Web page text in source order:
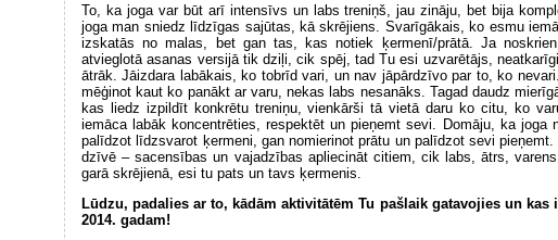
To, ka joga var būt arī intensīvs un labs treniņš, jau zināju, bet bija
joga man sniedz līdzīgas sajūtas, kā skrējiens. Svarīgākais, ko esmu
izskatās no malas, bet gan tas, kas notiek ķermenī/prātā. Ja
atvieglotā asanas versijā tik dziļi, cik spēj, tad Tu esi uzvarētājs,
ātrāk. Jāizdara labākais, ko tobrīd vari, un nav jāpārdzīvo par to, ko
mēģinot kaut ko panākt ar varu, nekas labs nesanāks. Tagad daudz
kas liedz izpildīt konkrētu treniņu, vienkārši tā vietā daru ko citu, ko
iemāca labāk koncentrēties, respektēt un pieņemt sevi. Domāju, ka joga
palīdzot līdzsvarot ķermeni, gan nomierinot prātu un palīdzot sevi
dzīvē – sacensības un vajadzības apliecināt citiem, cik labs, ātrs,
garā skrējienā, esi tu pats un tavs ķermenis.
Lūdzu, padalies ar to, kādām aktivitātēm Tu pašlaik gatavojies un kas
2014. gadam!